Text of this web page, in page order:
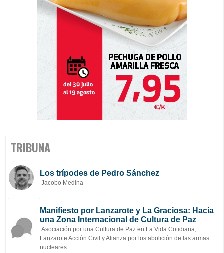
TRIBUNA
Los trípodes de Pedro Sánchez
Jacobo Medina
Manifiesto por Lanzarote y La Graciosa: Hacia
una Zona Internacional de Cultura de Paz
Asociación por una Cultura de Paz en La Vida Cotidiana,
Lanzarote Acción Civil y Alianza por los abolición de las armas
nucleares